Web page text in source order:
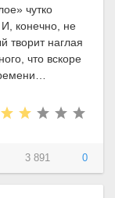
чутко
конечно, не
творит наглая
что вскоре
3 891 0